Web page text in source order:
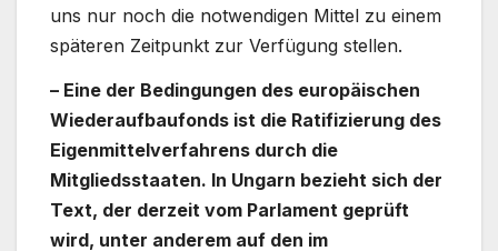
uns nur noch die notwendigen Mittel zu einem
späteren Zeitpunkt zur Verfügung stellen.
– Eine der Bedingungen des europäischen
Wiederaufbaufonds ist die Ratifizierung des
Eigenmittelverfahrens durch die
Mitgliedsstaaten. In Ungarn bezieht sich der
Text, der derzeit vom Parlament geprüft
wird, unter anderem auf den im